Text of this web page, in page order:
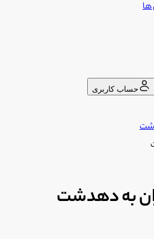
ها
حساب کاربری
به دهدشت